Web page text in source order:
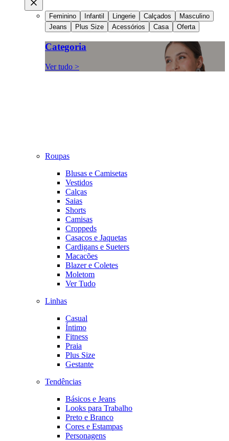
Feminino Infantil Lingerie Calçados
Masculino
Jeans
Plus Size Acessórios Casa Oferta
Categoria
Ver tudo >
Roupas
Blusas e Camisetas
Vestidos
Calças
Saias
Shorts
Camisas
Croppeds
Casacos e Jaquetas
Cardigans e Sueters
Macacões
Blazer e Coletes
Moletom
Ver Tudo
Linhas
Casual
Íntimo
Fitness
Praia
Plus Size
Gestante
Tendências
Básicos e Jeans
Looks para Trabalho
Preto e Branco
Cores e Estampas
Personagens